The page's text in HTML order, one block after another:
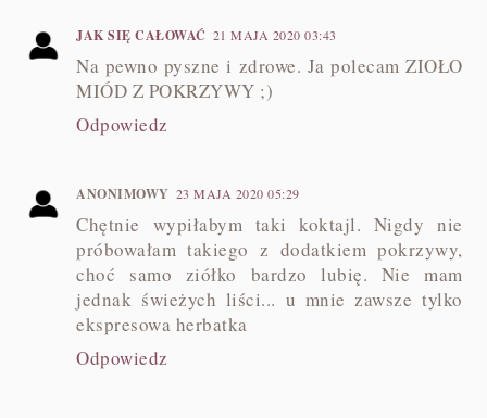
JAK SIĘ CAŁOWAĆ 21 MAJA 2020 03:43
Na pewno pyszne i zdrowe. Ja polecam ZIOŁO
MIÓD Z POKRZYWY ;)
Odpowiedz
ANONIMOWY 23 MAJA 2020 05:29
Chętnie wypiłabym taki koktajl. Nigdy nie
próbowałam takiego z dodatkiem pokrzywy,
choć samo ziółko bardzo lubię. Nie mam
jednak świeżych liści... u mnie zawsze tylko
ekspresowa herbatka
Odpowiedz